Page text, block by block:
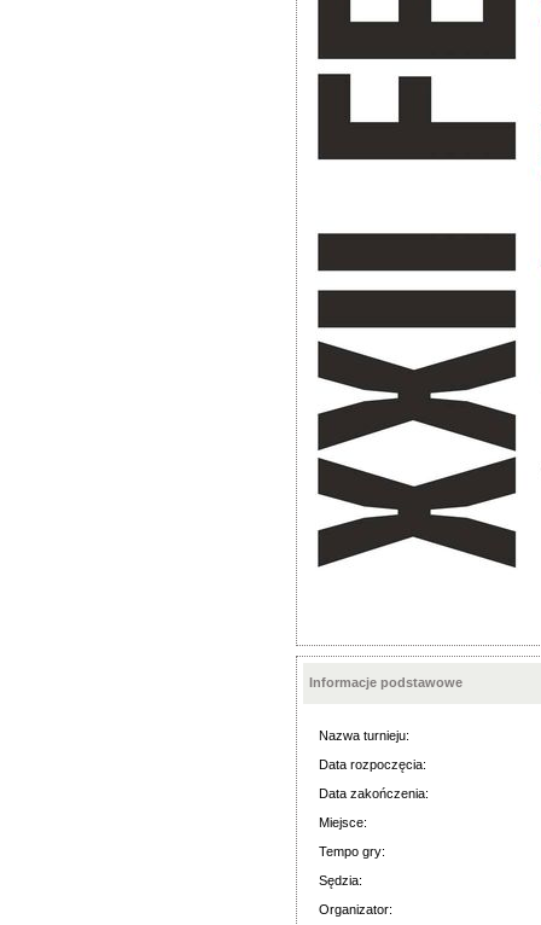
Informacje podstawowe
Nazwa turnieju:
Data rozpoczęcia:
Data zakończenia:
Miejsce:
Tempo gry:
Sędzia:
Organizator: